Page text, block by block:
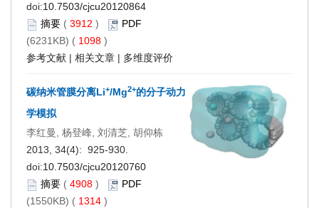
doi:10.7503/cjcu20120864
摘要 ( 3912 )
PDF
(6231KB) ( 1098 )
参考文献 | 相关文章 | 多维度评价
碳纳米管膜分离Li+/Mg2+的分子动力
学模拟
李红曼, 杨登峰, 刘清芝, 胡仰栋
2013, 34(4): 925-930.
doi:10.7503/cjcu20120760
摘要 ( 4908 )
PDF
(1550KB) ( 1314 )